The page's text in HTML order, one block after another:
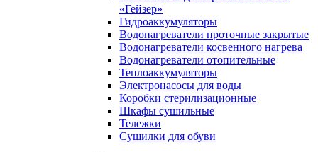
«Гейзер»
Гидроаккумуляторы
Водонагреватели проточные закрытые
Водонагреватели косвенного нагрева
Водонагреватели отопительные
Теплоаккумуляторы
Электронасосы для воды
Коробки стерилизационные
Шкафы сушильные
Тележки
Сушилки для обуви